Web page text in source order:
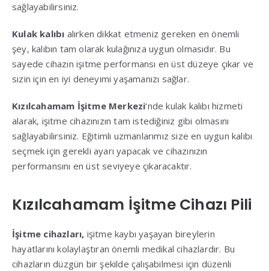
sağlayabilirsiniz.
Kulak kalıbı alırken dikkat etmeniz gereken en önemli
şey, kalıbın tam olarak kulağınıza uygun olmasıdır. Bu
sayede cihazın işitme performansı en üst düzeye çıkar ve
sizin için en iyi deneyimi yaşamanızı sağlar.
Kızılcahamam İşitme Merkezi‘nde kulak kalıbı hizmeti
alarak, işitme cihazınızın tam istediğiniz gibi olmasını
sağlayabilirsiniz. Eğitimli uzmanlarımız size en uygun kalıbı
seçmek için gerekli ayarı yapacak ve cihazınızın
performansını en üst seviyeye çıkaracaktır.
Kızılcahamam İşitme Cihazı Pili
İşitme cihazları, işitme kaybı yaşayan bireylerin
hayatlarını kolaylaştıran önemli medikal cihazlardır. Bu
cihazların düzgün bir şekilde çalışabilmesi için düzenli